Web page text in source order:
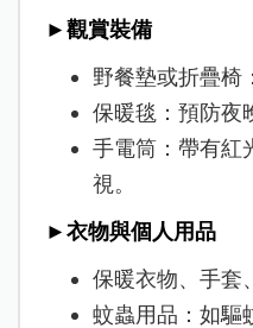
►觀賞裝備
野餐墊或折疊椅
保暖毯：預防夜
手電筒：帶有紅
視。
►衣物與個人用品
保暖衣物、手套
蚊蟲用品：如驅